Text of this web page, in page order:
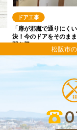
ドア工事
「扉が邪魔で通りにく
決！今のドアをそのま
開き勝…
松阪市